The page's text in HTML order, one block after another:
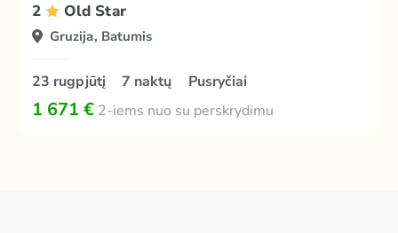
2 Old Star
Gruzija, Batumis
23 rugpjūtį 7 naktų Pusryčiai
1 671 € 2-iems nuo su perskrydimu